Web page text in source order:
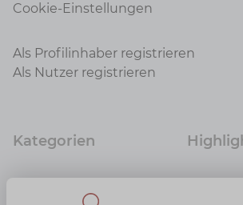
Cookie-Einstellungen
Als Profilinhaber registrieren
Als Nutzer registrieren
Kategorien